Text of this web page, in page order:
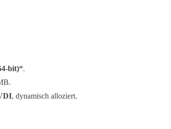
bit)“.
, dynamisch alloziert.